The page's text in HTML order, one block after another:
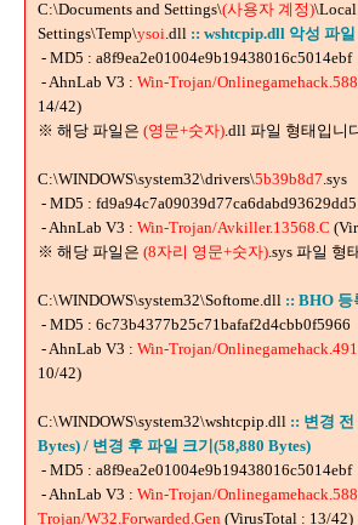
C:\Documents and Settings\(사용자 계정)\Local
Settings\Temp\ysoi.dll :: wshtcpip.dll 악성 파일
- MD5 : a8f9ea2e01004e9b19438016c5014ebf
- AhnLab V3 : Win-Trojan/
14/42)
※ 해당 파일은 (영문+숫자).dll 파일 형태입니
C:\WINDOWS\system32\drivers\5b39b8d7.sys
- MD5 : fd9a94c7a09039d77ca6dabd93629dd5
- AhnLab V3 : Win-Trojan/Avkiller.13568.C
※ 해당 파일은 (8자리 영문+숫자).sys 파일 형
C:\WINDOWS\system32\Softome.dll :: BHO 등
- MD5 : 6c73b4377b25c71bafaf2d4cbb0f5966
- AhnLab V3 : Win-Trojan/
10/42)
C:\WINDOWS\system32\wshtcpip.dll :: 변경 전
Bytes) / 변경 후 파일 크기(58,880 Bytes)
- MD5 : a8f9ea2e01004e9b19438016c5014ebf
- AhnLab V3 : Win-Trojan/
Trojan/W32.Forwarded.Gen (VirusTotal : 13/42)